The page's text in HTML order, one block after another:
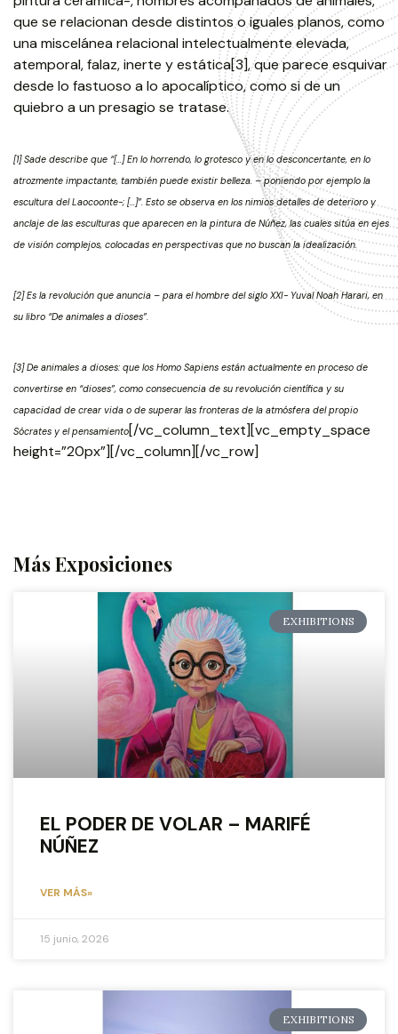
Más Exposiciones
EXHIBITIONS
EL PODER DE VOLAR – MARIFÉ
NÚÑEZ
VER MÁS»
15 junio, 2026
EXHIBITIONS
que se relacionan desde distintos o iguales planos, como
una miscelánea relacional intelectualmente elevada,
atemporal, falaz, inerte y estática[3], que parece esquivar
desde lo fastuoso a lo apocalíptico, como si de un
quiebro a un presagio se tratase.
[1] Sade describe que “[…] En lo horrendo, lo grotesco y en lo desconcertante, en lo
atrozmente impactante, también puede existir belleza. – poniendo por ejemplo la
escultura del Laocoonte-; […]”. Esto se observa en los nimios detalles de deterioro y
anclaje de las esculturas que aparecen en la pintura de Núñez, las cuales sitúa en ejes
de visión complejos, colocadas en perspectivas que no buscan la idealización.
[2] Es la revolución que anuncia – para el hombre del siglo XXI- Yuval Noah Harari, en
su libro “De animales a dioses”.
[3] De animales a dioses: que los Homo Sapiens están actualmente en proceso de
convertirse en “dioses”, como consecuencia de su revolución científica y su
capacidad de crear vida o de superar las fronteras de la atmósfera del propio
Sócrates y el pensamiento[/vc_column_text][vc_empty_space
height=”20px”][/vc_column][/vc_row]